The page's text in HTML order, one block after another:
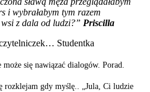
i wybrałabym tym razem
z dala od ludzi?” Priscilla
Studentka
się nawiązać dialogów. Porad.
rozklejam gdy myślę.. „Jula, Ci ludzie